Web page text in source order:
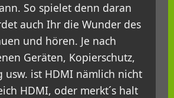
So spielet denn daran
auch Ihr die Wunder des
und hören. Je nach
Geräten, Kopierschutz,
usw. ist HDMI nämlich nicht
HDMI, oder merkt´s halt